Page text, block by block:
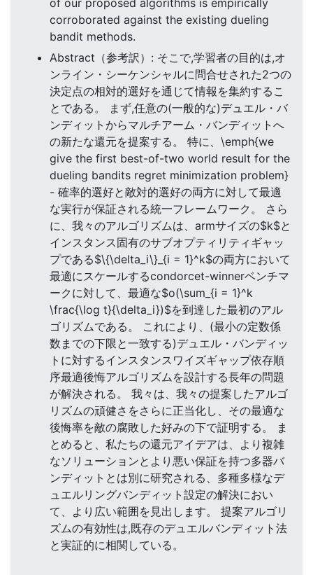
corroborated against the existing dueling
bandit methods.
Abstract（参考訳）: そこで,学習者の目的は,オ
ンライン・シーケンシャルに問合せされた2つの
決定点の相対的選好を通じて情報を集約するこ
とである。 まず,任意の(一般的な)デュエル・バ
ンディットからマルチアーム・バンディットへ
の新たな還元を提案する。 特に、\emph{we
give the first best-of-two world result for the
dueling bandits regret minimization problem}
- 確率的選好と敵対的選好の両方に対して最適
な実行が保証される統一フレームワーク。 さら
に、我々のアルゴリズムは、armサイズの$k$と
インスタンス固有のサブオプティリティギャッ
プである$\{\delta_i\}_{i = 1}^k$の両方において
最適にスケールするcondorcet-winnerベンチマ
ークに対して、最適な$o(\sum_{i = 1}^k
\frac{\log t}{\delta_i})$を到達した最初のアル
ゴリズムである。 これにより、(最小の定数係
数までの下限と一致する)デュエル・バンディッ
トに対するインスタンスワイズギャップ依存順
序最適後悔アルゴリズムを設計する長年の問題
が解決される。 我々は、我々の提案したアルゴ
リズムの頑健さをさらに正当化し、その最適な
後悔率を敵の腐敗した好みの下で証明する。 ま
とめると、私たちの還元アイデアは、より複雑
なソリューションとより悪い保証を持つ多器バ
ンディットとは別に研究される、多種多様なデ
ュエルリングバンディット設定の解決におい
て、より広い範囲を見出します。 提案アルゴリ
ズムの有効性は,既存のデュエルバンディット法
と実証的に相関している。